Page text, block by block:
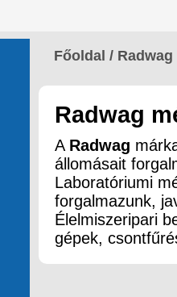
Főoldal /
Radwag
A Radwag
állomásait
Laboratóriumi
forgalmazunk,
Élelmiszeripari
gépek,